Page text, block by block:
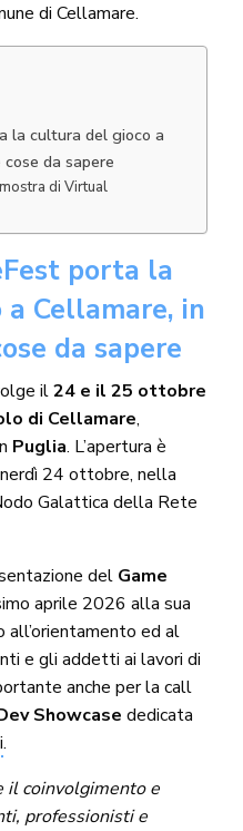
di Cellamare.
la cultura del gioco a
da sapere
di Virtual
porta la
Cellamare, in
da sapere
il24 e il 25 ottobre
di Cellamare,
Puglia. L’apertura è
24 ottobre, nella
Galattica della Rete
del Game
aprile 2026 alla sua
all’orientamento ed al
e gli addetti ai lavori di
anche per la call
Showcase dedicata
.
il coinvolgimento e
professionisti e